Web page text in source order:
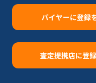
バイヤーに登録
査定提携店に登